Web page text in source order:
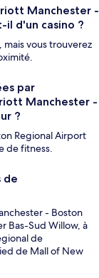
Manchester -
il d'un casino ?
vous trouverez
par
Manchester -
?
Regional Airport
de fitness.
de
- Boston
Bas-Sud Willow, à
de
de Mall of New